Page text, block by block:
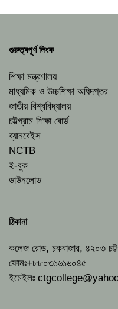
গুরুত্বপূর্ণ লিংক
শিক্ষা মন্ত্রণালয়
মাধ্যমিক ও উচ্চশিক্ষা অধিদপ্তর
জাতীয় বিশ্ববিদ্যালয়
চট্টগ্রাম শিক্ষা বোর্ড
ব্যানবেইস
NCTB
ই-বুক
ডাউনলোড
ঠিকানা
কলেজ রোড, চকবাজার, ৪২০৩
ফোনঃ+৮৮০৩১৬১৬০৪৫
ইমেইলঃ